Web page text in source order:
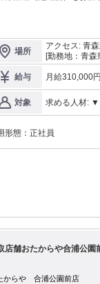
種手当を含む総支給額）
への負担に配慮 ／／ ◎
型免許があれば応募OK
バックアイカメラ搭載 ◎ 交通費
OK。お気軽にご応募くだ
場所
アク
[勤務地：青
給与
月給310,000円～450,000円 給与: 月給
対象
求める人材: ▼ 必須 ◎ 大型自動車免許 ▼ 歓迎 ◎ ドライバー経験がある方（経験者優遇） ◎ 大型実務が久しぶり
形態： 正社員
店舗おたからや合浦公園
からや 合浦公園前店